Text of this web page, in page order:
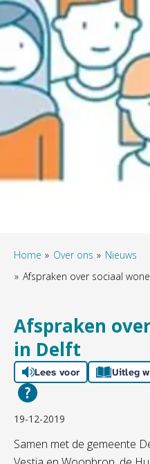
Home Over ons
Nieuws
Afspraken over sociaal
Afspraken
in Delft
Lees voor Uitleg
19-12-2019
Samen met de gemeente